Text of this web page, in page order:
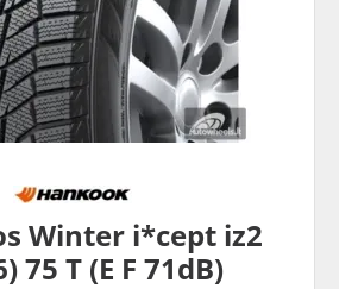
Winter i*cept iz2
75 T (E F 71dB)